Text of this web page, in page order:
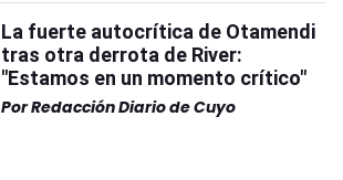
La fuerte autocrítica de Otamendi
tras otra derrota de River:
"Estamos en un momento crítico"
PorRedacción Diario de Cuyo